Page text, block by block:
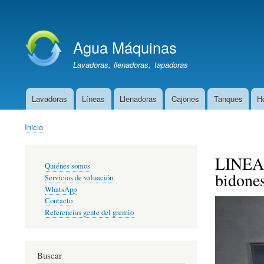
cuenta
Agua Máquinas
Lavadoras, llenadoras, tapadoras
MenúLavadoras Líneas Llenadoras Cajones Tanques
Sobrescribir
ayuda
navegación
Inicio
LINEA
primarios
Quiénes somos
Servicios de valuación
WhatsApp
Contacto
Referencias gente del gremio
Buscar